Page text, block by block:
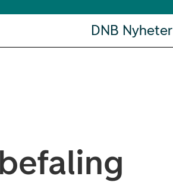
DNB Nyheter